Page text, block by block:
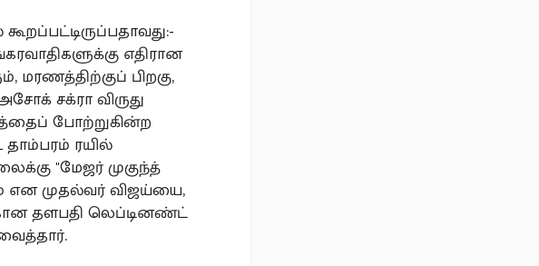
எதிரான
பிறகு,
சக்ரா விருது
போற்றுகின்ற
ரயில்
"மேஜர் முகுந்த்
என முதல்வர் விஜய்யை,
தளபதி லெப்டினண்ட்